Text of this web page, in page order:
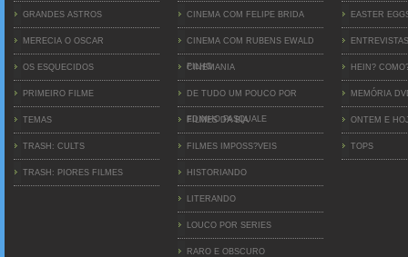
GRANDES ASTROS
MERECIA O OSCAR
OS ESQUECIDOS
PRIMEIRO FILME
TEMAS
TRASH: CULTS
TRASH: PIORES FILMES
CINEMA COM FELIPE BRIDA
CINEMA COM RUBENS EWALD
FILHO
CINEMANIA
DE TUDO UM POUCO POR
EDINHO PASQUALE
FILMES DA BIA
FILMES IMPOSS?VEIS
HISTORIANDO
LITERANDO
LOUCO POR SERIES
RARO E OBSCURO
EASTER
ENTREVISTAS
HEIN?
MEMÓRIA
ONTEM E
TOPS